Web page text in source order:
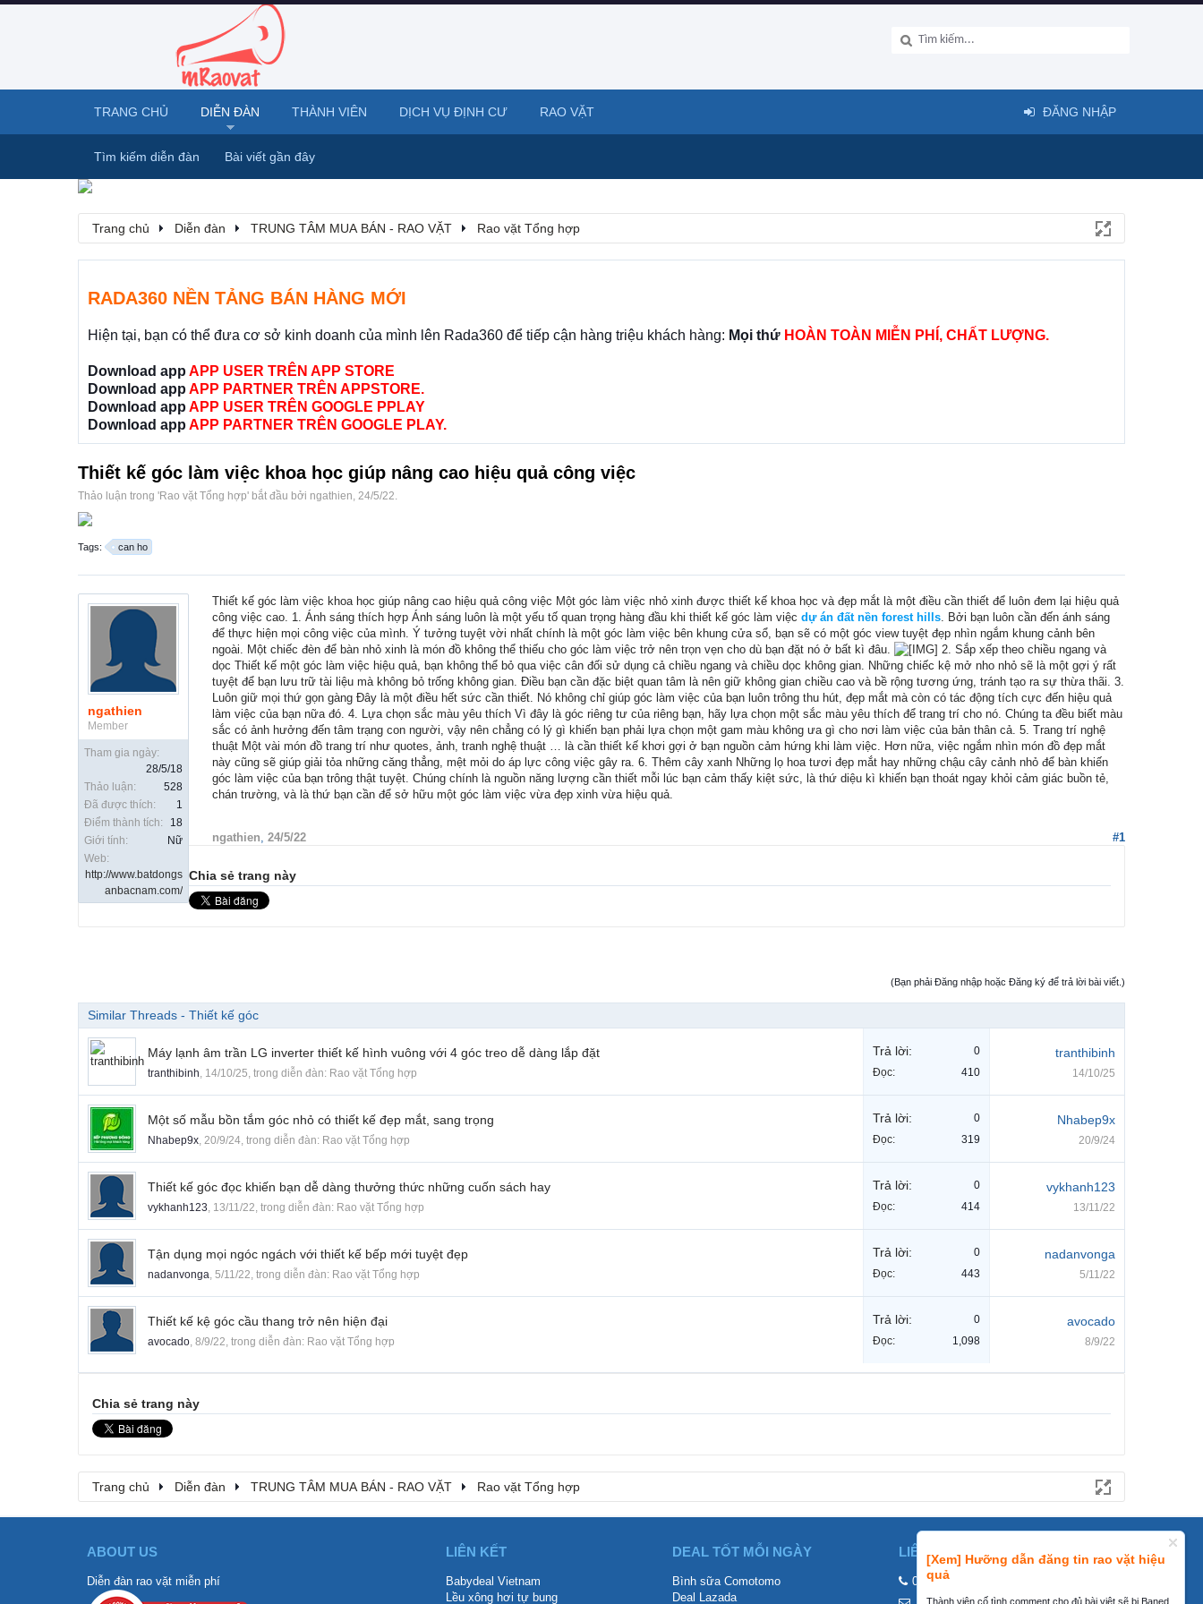
Trang chủ Diễn đàn TRUNG TÂM MUA BÁN - RAO VẶT Rao vặt Tổng hợp
RADA360 NỀN TẢNG BÁN HÀNG MỚI
Hiện tại, bạn có thể đưa cơ sở kinh doanh của mình lên Rada360 để tiếp cận hàng triệu khách hàng: Mọi thứ HOÀN TOÀN MIỄN PHÍ, CHẤT LƯỢNG.
Download app APP USER TRÊN APP STORE
Download app APP PARTNER TRÊN APPSTORE.
Download app APP USER TRÊN GOOGLE PPLAY
Download app APP PARTNER TRÊN GOOGLE PLAY.
[Xem] Hưỡng dẫn đăng tin rao vặt hiệu
quả
Thành viên cố tình comment cho đủ bài viêt sẽ bị Baned
Thiết kế góc làm việc khoa học giúp nâng cao hiệu quả công việc
Thảo luận trong 'Rao vặt Tổng hợp' bắt đầu bởi ngathien, 24/5/22.
Tags: can ho
ngathien
Member
Tham gia ngày:
28/5/18
Thảo luận:
528
Đã được thích:
1
Điểm thành tích:
18
Giới tính:
Nữ
Web:
http://www.batdongs
anbacnam.com/
Thiết kế góc làm việc khoa học giúp nâng cao hiệu quả công việc Một góc làm việc nhỏ xinh được thiết kế khoa học và đẹp mắt là một điều cần thiết để luôn đem lại hiệu quả
công việc cao. 1. Ánh sáng thích hợp Ánh sáng luôn là một yếu tố quan trọng hàng đầu khi thiết kế góc làm việc dự án đất nền forest hills. Bởi bạn luôn cần đến ánh sáng
để thực hiện mọi công việc của mình. Ý tưởng tuyệt vời nhất chính là một góc làm việc bên khung cửa sổ, bạn sẽ có một góc view tuyệt đẹp nhìn ngắm khung cảnh bên
ngoài. Một chiếc đèn để bàn nhỏ xinh là món đồ không thể thiếu cho góc làm việc trở nên trọn vẹn cho dù bạn đặt nó ở bất kì đâu.
2. Sắp xếp theo chiều ngang và
dọc Thiết kế một góc làm việc hiệu quả, bạn không thể bỏ qua việc cân đối sử dụng cả chiều ngang và chiều dọc không gian. Những chiếc kệ mở nho nhỏ sẽ là một gợi ý rất
tuyệt để bạn lưu trữ tài liệu mà không bỏ trống không gian. Điều bạn cần đặc biệt quan tâm là nên giữ không gian chiều cao và bề rộng tương ứng, tránh tạo ra sự thừa thãi. 3.
Luôn giữ mọi thứ gọn gàng Đây là một điều hết sức cần thiết. Nó không chỉ giúp góc làm việc của bạn luôn trông thu hút, đẹp mắt mà còn có tác động tích cực đến hiệu quả
làm việc của bạn nữa đó. 4. Lựa chọn sắc màu yêu thích Vì đây là góc riêng tư của riêng bạn, hãy lựa chọn một sắc màu yêu thích để trang trí cho nó. Chúng ta đều biết màu
sắc có ảnh hưởng đến tâm trạng con người, vậy nên chẳng có lý gì khiến bạn phải lựa chọn một gam màu không ưa gì cho nơi làm việc của bản thân cả. 5. Trang trí nghệ
thuật Một vài món đồ trang trí như quotes, ảnh, tranh nghệ thuật … là cần thiết kế khơi gợi ở bạn nguồn cảm hứng khi làm việc. Hơn nữa, việc ngắm nhìn món đồ đẹp mắt
này cũng sẽ giúp giải tỏa những căng thẳng, mệt mỏi do áp lực công việc gây ra. 6. Thêm cây xanh Những lọ hoa tươi đẹp mắt hay những chậu cây cảnh nhỏ để bàn khiến
góc làm việc của bạn trông thật tuyệt. Chúng chính là nguồn năng lượng cần thiết mỗi lúc bạn cảm thấy kiệt sức, là thứ diệu kì khiến bạn thoát ngay khỏi cảm giác buồn tẻ,
chán trường, và là thứ bạn cần để sở hữu một góc làm việc vừa đẹp xinh vừa hiệu quả.
ngathien, 24/5/22 #1
Chia sẻ trang này
(Bạn phải Đăng nhập hoặc Đăng ký để trả lời bài viết.)
Similar Threads - Thiết kế góc
Máy lạnh âm trần LG inverter thiết kế hình vuông với 4 góc treo dễ dàng lắp đặt
tranthibinh, 14/10/25, trong diễn đàn: Rao vặt Tổng hợp
Trả lời:
0
Đọc:
410
tranthibinh
14/10/25
Một số mẫu bồn tắm góc nhỏ có thiết kế đẹp mắt, sang trọng
Nhabep9x, 20/9/24, trong diễn đàn: Rao vặt Tổng hợp
Trả lời:
0
Đọc:
319
Nhabep9x
20/9/24
Thiết kế góc đọc khiến bạn dễ dàng thưởng thức những cuốn sách hay
vykhanh123, 13/11/22, trong diễn đàn: Rao vặt Tổng hợp
Trả lời:
0
Đọc:
414
vykhanh123
13/11/22
Tận dụng mọi ngóc ngách với thiết kế bếp mới tuyệt đẹp
nadanvonga, 5/11/22, trong diễn đàn: Rao vặt Tổng hợp
Trả lời:
0
Đọc:
443
nadanvonga
5/11/22
Thiết kế kệ góc cầu thang trở nên hiện đại
avocado, 8/9/22, trong diễn đàn: Rao vặt Tổng hợp
Trả lời:
0
Đọc:
1,098
avocado
8/9/22
Chia sẻ trang này
Trang chủ Diễn đàn TRUNG TÂM MUA BÁN - RAO VẶT Rao vặt Tổng hợp
TRANG CHỦ DIỄN ĐÀN
Tìm kiếm diễn đàn Bài viết gần đây
THÀNH VIÊN DỊCH VỤ ĐỊNH CƯ RAO VẶT ĐĂNG NHẬP
ABOUT US
Diễn đàn rao vặt miễn phí
LIÊN KẾT
Babydeal Vietnam
Lều xông hơi tự bung
DEAL TỐT MỖI NGÀY
Bình sữa Comotomo
Deal Lazada
LIÊN HỆ
0858002468